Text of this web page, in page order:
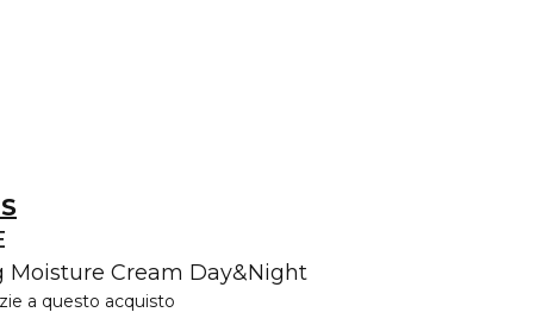
Moisture Cream Day&Night
a questo acquisto